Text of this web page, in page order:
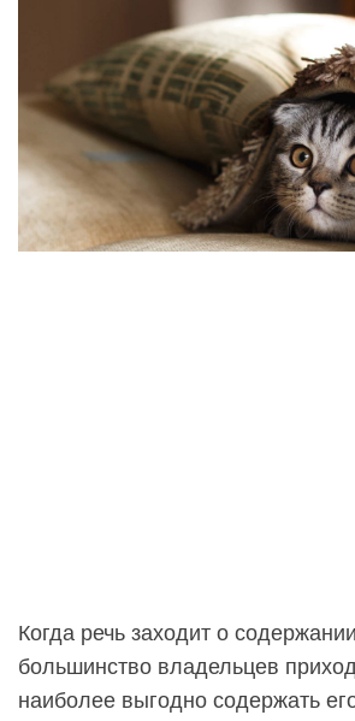
Когда речь заходит о
большинство владельцев
наиболее выгодно содержать